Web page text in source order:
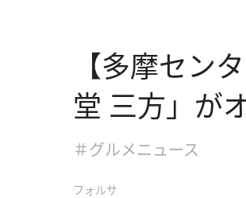
【多摩セン
堂 三方」が
＃グルメニュース
フォルサ